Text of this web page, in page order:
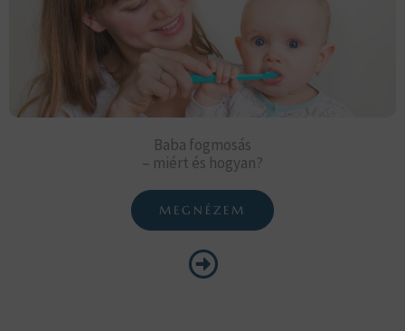
Baba fogmosás
– miért és hogyan?
MEGNÉZEM